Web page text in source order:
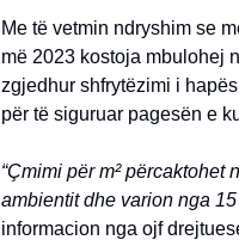
Me të vetmin ndryshim se
më 2023 kostoja mbulohej
zgjedhur shfrytëzimi i
për të siguruar pagesën e
“Çmimi për m²
ambientit dhe varion nga 15
informacion nga ojf